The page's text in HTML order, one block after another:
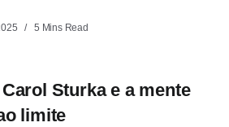
5 Mins Read
Carol Sturkae a mente
limite